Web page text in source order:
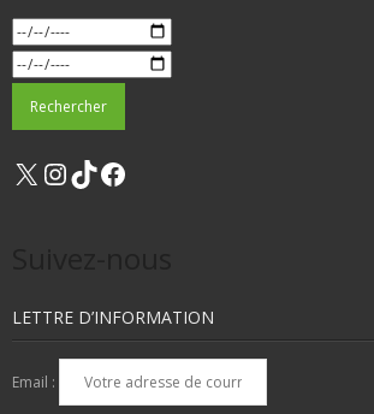
X Instagram
TikTok
LETTRE D’INFORMATION
Email :